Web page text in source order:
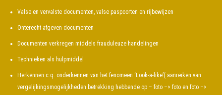
Valse en vervalste documenten, valse paspoorten en rijbewijzen
Onterecht afgeven documenten
Documenten verkregen middels frauduleuze handelingen
Technieken als hulpmiddel
Herkennen c.q. onderkennen van het fenomeen ‘Look-a-like’( aanreiken van
vergelijkingsmogelijkheden betrekking hebbende op – foto –> foto en foto –>